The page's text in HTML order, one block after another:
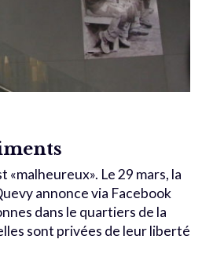
«malheureux». Le 29 mars, la
annonce via Facebook
dans le quartiers de la
sont privées de leur liberté